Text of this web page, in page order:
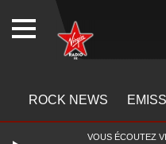
ROCK NEWS
VOUS ÉCOUTEZ
WEBRADIO